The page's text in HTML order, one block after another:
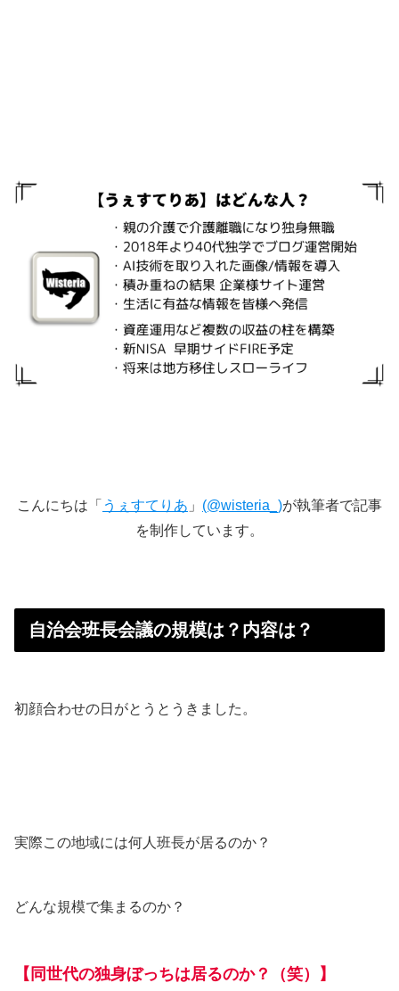
こんにちは「 うぇすてりあ 」 (@wisteria_)が執筆者で記事
を制作しています。
自治会班長会議の規模は？内容は？
初顔合わせの日がとうとうきました。
実際この地域には何人班長が居るのか？
どんな規模で集まるのか？
【同世代の独身ぼっちは居るのか？（笑）】